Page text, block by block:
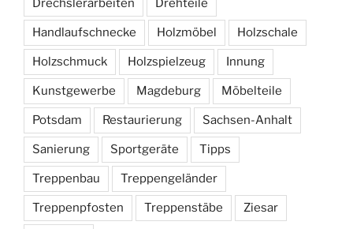
Drechslerarbeiten Drehteile
Handlaufschnecke Holzmöbel Holzschale
Holzschmuck Holzspielzeug Innung
Kunstgewerbe Magdeburg Möbelteile
Potsdam Restaurierung Sachsen-Anhalt
Sanierung Sportgeräte Tipps
Treppenbau Treppengeländer
Treppenpfosten Treppenstäbe Ziesar